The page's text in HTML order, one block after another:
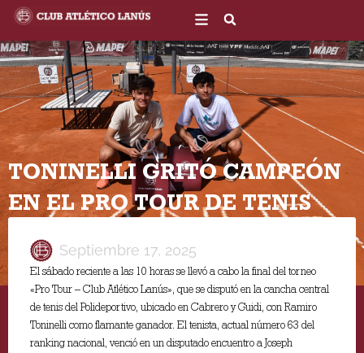
contenido
TONINELLI GRITÓ CAMPEÓN
EN EL PRO TOUR DE TENIS
Septiembre 17, 2025
El sábado reciente a las 10 horas se llevó a cabo la final del torneo
«Pro Tour – Club Atlético Lanús», que se disputó en la cancha central
de tenis del Polideportivo, ubicado en Cabrero y Guidi, con Ramiro
Toninelli como flamante ganador. El tenista, actual número 63 del
ranking nacional, venció en un disputado encuentro a Joseph